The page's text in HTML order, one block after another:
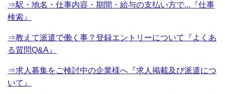
⇒駅・地名・仕事内容・期間・給与の支払い方で...『仕事
検索』
⇒教えて派遣で働く事？登録エントリーについて『よくあ
る質問Q&A』
⇒求人募集をご検討中の企業様へ『求人掲載及び派遣につ
いて』